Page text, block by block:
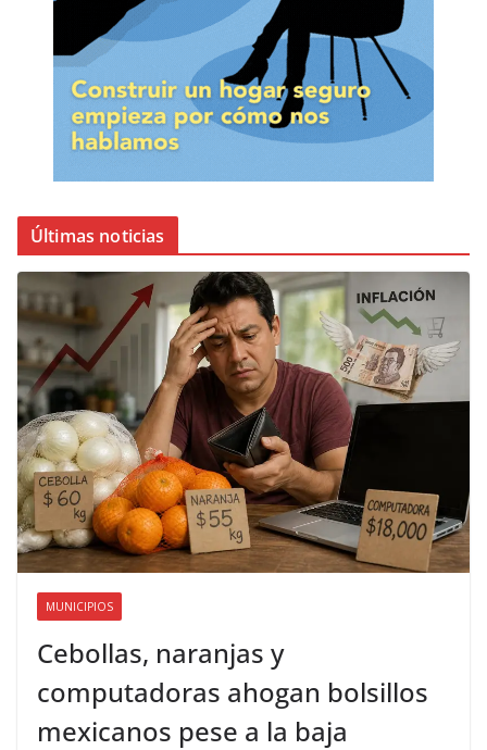
Últimas noticias
MUNICIPIOS
Cebollas, naranjas y
computadoras ahogan bolsillos
mexicanos pese a la baja